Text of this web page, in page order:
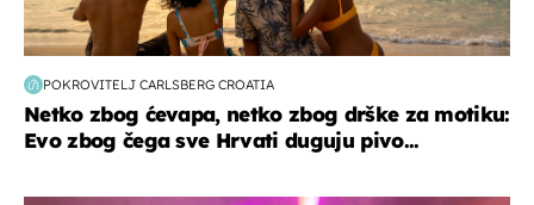
POKROVITELJ CARLSBERG CROATIA
Netko zbog ćevapa, netko zbog drške za motiku:
Evo zbog čega sve Hrvati duguju pivo...